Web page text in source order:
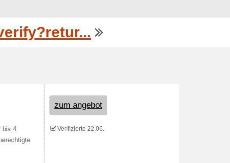
bis 4
zum angebot
Verifizierte 22.06.